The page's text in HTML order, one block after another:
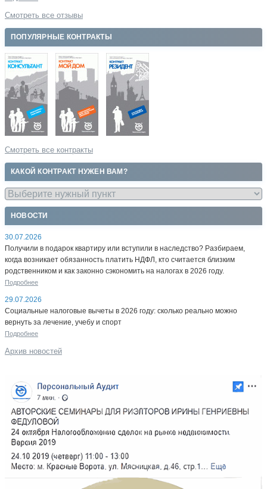
Смотреть все отзывы
ПОПУЛЯРНЫЕ КОНТРАКТЫ
Смотреть все контракты
КАКОЙ КОНТРАКТ НУЖЕН ВАМ?
НОВОСТИ
30.07.2026
Получили в подарок квартиру или вступили в наследство? Разбираем,
когда возникает обязанность платить НДФЛ, кто считается близким
родственником и как законно сэкономить на налогах в 2026 году.
Подробнее
29.07.2026
Социальные налоговые вычеты в 2026 году: сколько реально можно
вернуть за лечение, учебу и спорт
Подробнее
Архив новостей